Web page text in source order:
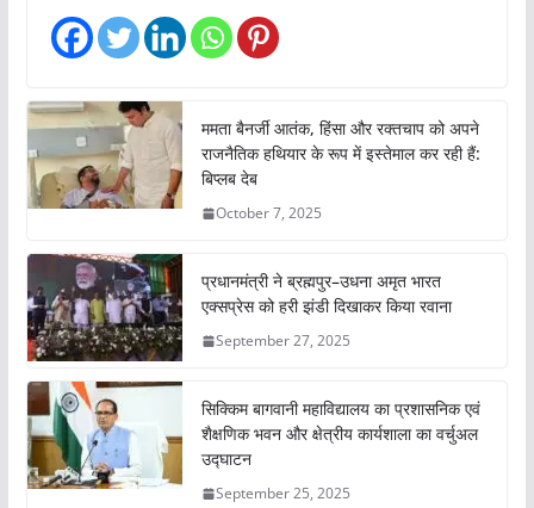
n
…
ममता बैनर्जी आतंक, हिंसा और रक्तचाप को अपने
राजनैतिक हथियार के रूप में इस्तेमाल कर रही हैं:
बिप्लब देब
October 7, 2025
प्रधानमंत्री ने ब्रह्मपुर–उधना अमृत भारत
एक्सप्रेस को हरी झंडी दिखाकर किया रवाना
September 27, 2025
सिक्किम बागवानी महाविद्यालय का प्रशासनिक एवं
शैक्षणिक भवन और क्षेत्रीय कार्यशाला का वर्चुअल
उद्घाटन
September 25, 2025